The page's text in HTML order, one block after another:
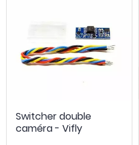
Switcher double
caméra - Vifly